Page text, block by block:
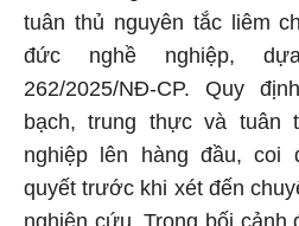
tuân thủ nguyên tắc liêm
đức nghề nghiệp,
262/2025/NĐ-CP. Quy
bạch, trung thực và tuân
nghiệp lên hàng đầu, coi
quyết trước khi xét đến
nghiên cứu. Trong bối cảnh